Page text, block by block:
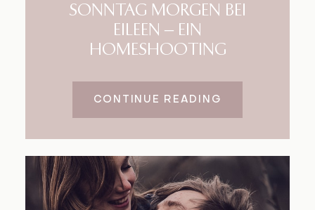
SONNTAG MORGEN BEI
EILEEN – EIN
HOMESHOOTING
CONTINUE READING